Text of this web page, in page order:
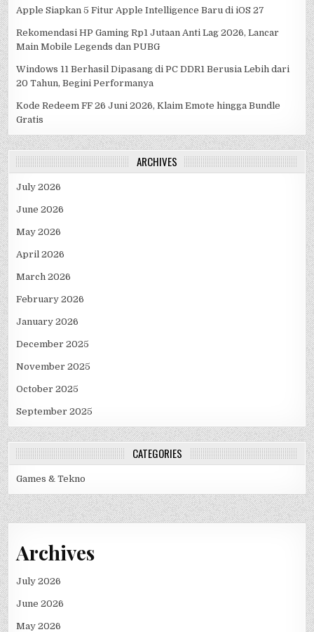
Apple Siapkan 5 Fitur Apple Intelligence Baru di iOS 27
Rekomendasi HP Gaming Rp1 Jutaan Anti Lag 2026, Lancar
Main Mobile Legends dan PUBG
Windows 11 Berhasil Dipasang di PC DDR1 Berusia Lebih dari
20 Tahun, Begini Performanya
Kode Redeem FF 26 Juni 2026, Klaim Emote hingga Bundle
Gratis
ARCHIVES
July 2026
June 2026
May 2026
April 2026
March 2026
February 2026
January 2026
December 2025
November 2025
October 2025
September 2025
CATEGORIES
Games & Tekno
Archives
July 2026
June 2026
May 2026